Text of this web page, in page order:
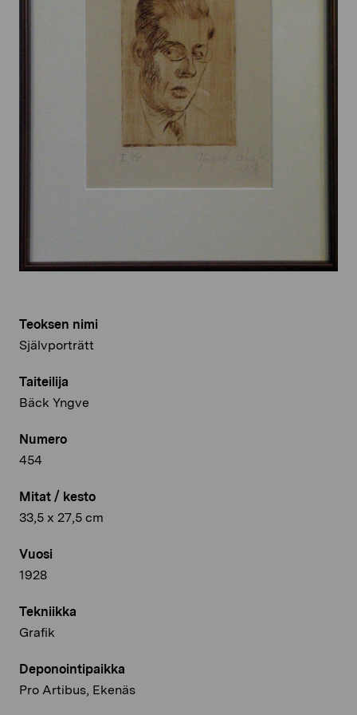
Teoksen nimi
Självporträtt
Taiteilija
Bäck Yngve
Numero
454
Mitat / kesto
33,5 x 27,5 cm
Vuosi
1928
Tekniikka
Grafik
Deponointipaikka
Pro Artibus, Ekenäs